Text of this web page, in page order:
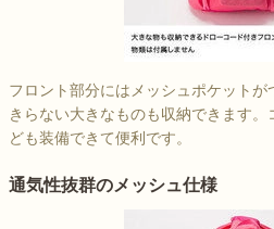
フロント部分にはメッシュポケットが
きらない大きなものも収納できます
ども装備できて便利です。
通気性抜群のメッシュ仕様